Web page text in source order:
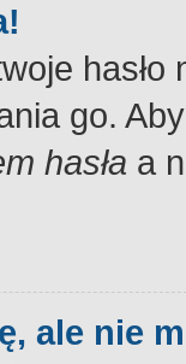
go.
hasła a
ale nie